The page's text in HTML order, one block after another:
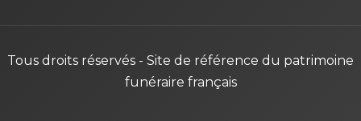
Tous droits réservés - Site de référence du patrimoine
funéraire français